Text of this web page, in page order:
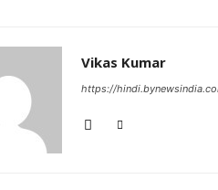
Vikas Kumar
https://